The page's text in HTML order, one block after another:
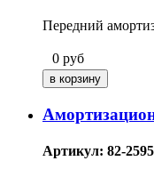
Передний
0 руб
Артикул: 82-2595